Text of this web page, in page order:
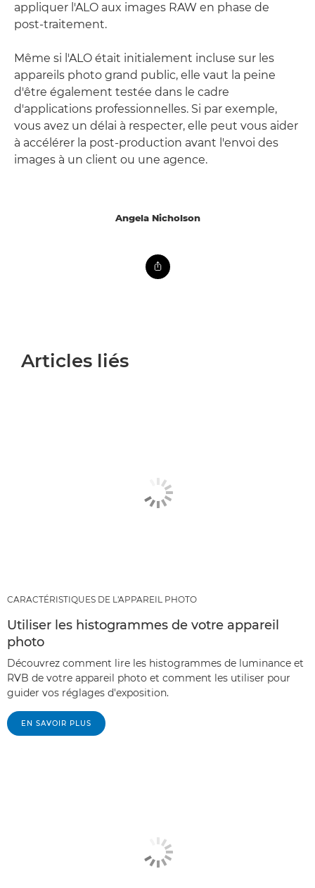
appliquer l'ALO aux images RAW en phase de
post-traitement.
Même si l'ALO était initialement incluse sur les
appareils photo grand public, elle vaut la peine
d'être également testée dans le cadre
d'applications professionnelles. Si par exemple,
vous avez un délai à respecter, elle peut vous aider
à accélérer la post-production avant l'envoi des
images à un client ou une agence.
Angela Nicholson
Articles liés
CARACTÉRISTIQUES DE L'APPAREIL PHOTO
Utiliser les histogrammes de votre appareil
photo
Découvrez comment lire les histogrammes de luminance et
RVB de votre appareil photo et comment les utiliser pour
guider vos réglages d'exposition.
EN SAVOIR PLUS